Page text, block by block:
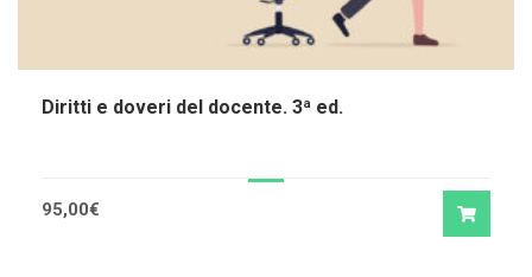
Diritti e doveri del docente. 3ª ed.
95,00€